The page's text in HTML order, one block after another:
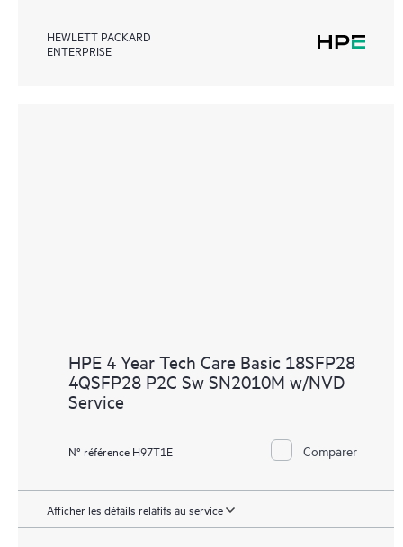
HEWLETT PACKARD
ENTERPRISE
HPE 4 Year Tech Care Basic 18SFP28
4QSFP28 P2C Sw SN2010M w/NVD
Service
N° référence H97T1E Comparer
Afficher les détails relatifs au service